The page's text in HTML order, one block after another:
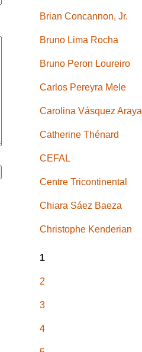
Brian Concannon, Jr.
Bruno Lima Rocha
Bruno Peron Loureiro
Carlos Pereyra Mele
Carolina Vásquez Araya
Catherine Thénard
CEFAL
Centre Tricontinental
Chiara Sáez Baeza
Christophe Kenderian
1
2
3
4